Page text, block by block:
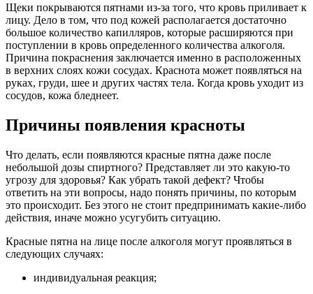
Щеки покрываются пятнами из-за того, что кровь приливает к
лицу. Дело в том, что под кожей располагается достаточно
большое количество капилляров, которые расширяются при
поступлении в кровь определенного количества алкоголя.
Причина покраснения заключается именно в расположенных
в верхних слоях кожи сосудах. Краснота может появляться на
руках, груди, шее и других частях тела. Когда кровь уходит из
сосудов, кожа бледнеет.
Причины появления красноты
Что делать, если появляются красные пятна даже после
небольшой дозы спиртного? Представляет ли это какую-то
угрозу для здоровья? Как убрать такой дефект? Чтобы
ответить на эти вопросы, надо понять причины, по которым
это происходит. Без этого не стоит предпринимать какие-либо
действия, иначе можно усугубить ситуацию.
Красные пятна на лице после алкоголя могут проявляться в
следующих случаях:
индивидуальная реакция;